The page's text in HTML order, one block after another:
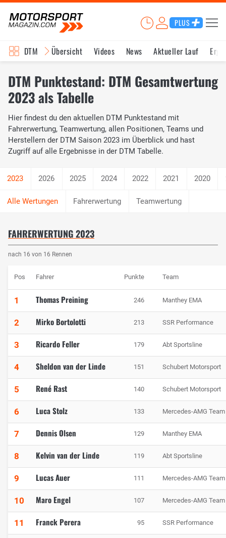
PLUS
DTM Übersicht Videos News Aktueller Lauf
DTM Punktestand: DTM Gesamtwertung
2023 als Tabelle
Hier findest du den aktuellen DTM Punktestand mit
Fahrerwertung, Teamwertung, allen Positionen, Teams und
Herstellern der DTM Saison 2023 im Überblick und hast
Zugriff auf alle Ergebnisse in der DTM Tabelle.
2026 2025 2024 2022 2021 2020
Fahrerwertung Teamwertung
FAHRERWERTUNG 2023
nach 16 von 16 Rennen
Pos Fahrer Punkte Team
1 Thomas Preining 246 Manthey EMA
2 Mirko Bortolotti 213 SSR Performance
3 Ricardo Feller 179 Abt Sportsline
4 Sheldon van der Linde 151 Schubert Motorsport
5 René Rast 140 Schubert Motorsport
6 Luca Stolz 133 Mercedes-AMG Team
7 Dennis Olsen 129 Manthey EMA
8 Kelvin van der Linde 119 Abt Sportsline
9 Lucas Auer 111 Mercedes-AMG
10 Maro Engel 107 Mercedes-AMG
11 Franck Perera 95 SSR Performance